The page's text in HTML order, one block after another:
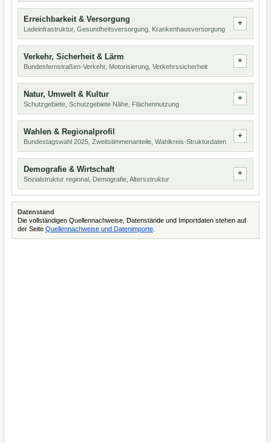
Erreichbarkeit & Versorgung
Ladeinfrastruktur, Gesundheitsversorgung, Krankenhausversorgung
Verkehr, Sicherheit & Lärm
Bundesfernstraßen-Verkehr, Motorisierung, Verkehrssicherheit
Natur, Umwelt & Kultur
Schutzgebiete, Schutzgebiete Nähe, Flächennutzung
Wahlen & Regionalprofil
Bundestagswahl 2025, Zweitstimmenanteile, Wahlkreis-Strukturdaten
Demografie & Wirtschaft
Sozialstruktur regional, Demografie, Altersstruktur
Datenstand
Die vollständigen Quellennachweise, Datenstände und Importdaten stehen auf
der Seite Quellennachweise und Datenimporte